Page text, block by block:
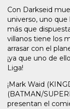
Con Darkseid
universo, uno
más que
villanos tiene los
arrasar con el
¡ya que uno de
Liga!
¡Mark Waid
(BATMAN/
presentan el